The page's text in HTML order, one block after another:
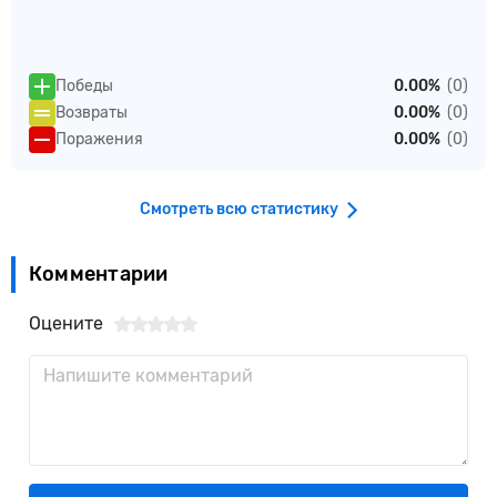
Победы 0.00% (0)
Возвраты
0.00% (0)
Поражения
0.00% (0)
Смотреть всю статистику
Комментарии
Оцените